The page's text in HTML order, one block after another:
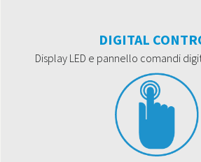
DIGITAL
Display LED e pannello comandi